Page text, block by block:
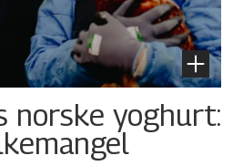
norske yoghurt: